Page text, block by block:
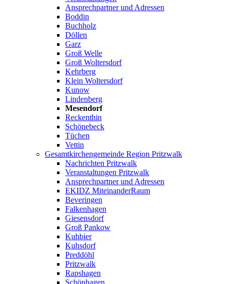
Ansprechpartner und Adressen
Boddin
Buchholz
Döllen
Garz
Groß Welle
Groß Woltersdorf
Kehrberg
Klein Woltersdorf
Kunow
Lindenberg
Mesendorf
Reckenthin
Schönebeck
Tüchen
Vettin
Gesamtkirchengemeinde Region Pritzwalk
Nachrichten Pritzwalk
Veranstaltungen Pritzwalk
Ansprechpartner und Adressen
EKIDZ MiteinanderRaum
Beveringen
Falkenhagen
Giesensdorf
Groß Pankow
Kuhbier
Kuhsdorf
Preddöhl
Pritzwalk
Rapshagen